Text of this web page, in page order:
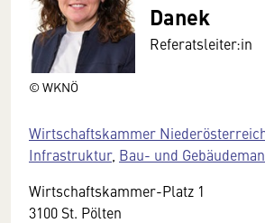
© WKNÖ
Danek
Referatsleiter:in
Wirtschaftskammer
Infrastruktur, Bau- und
Wirtschaftskammer-Platz 1
3100 St. Pölten